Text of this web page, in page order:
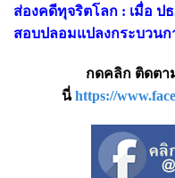
ส่องคดีทุจริตโลก : เมื่อ ป
สอบปลอมแปลงกระบวน
กดคลิก ติดตา
นี่https://